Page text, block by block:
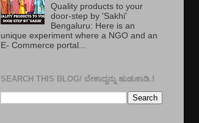
Quality products to your
door-step by 'Sakhi'
Bengaluru: Here is an
unique experiment where a NGO and an
E- Commerce portal...
SEARCH THIS BLOG/ ಬೇಕಾದ್ದನ್ನು ಹುಡುಕಾಡಿ.!